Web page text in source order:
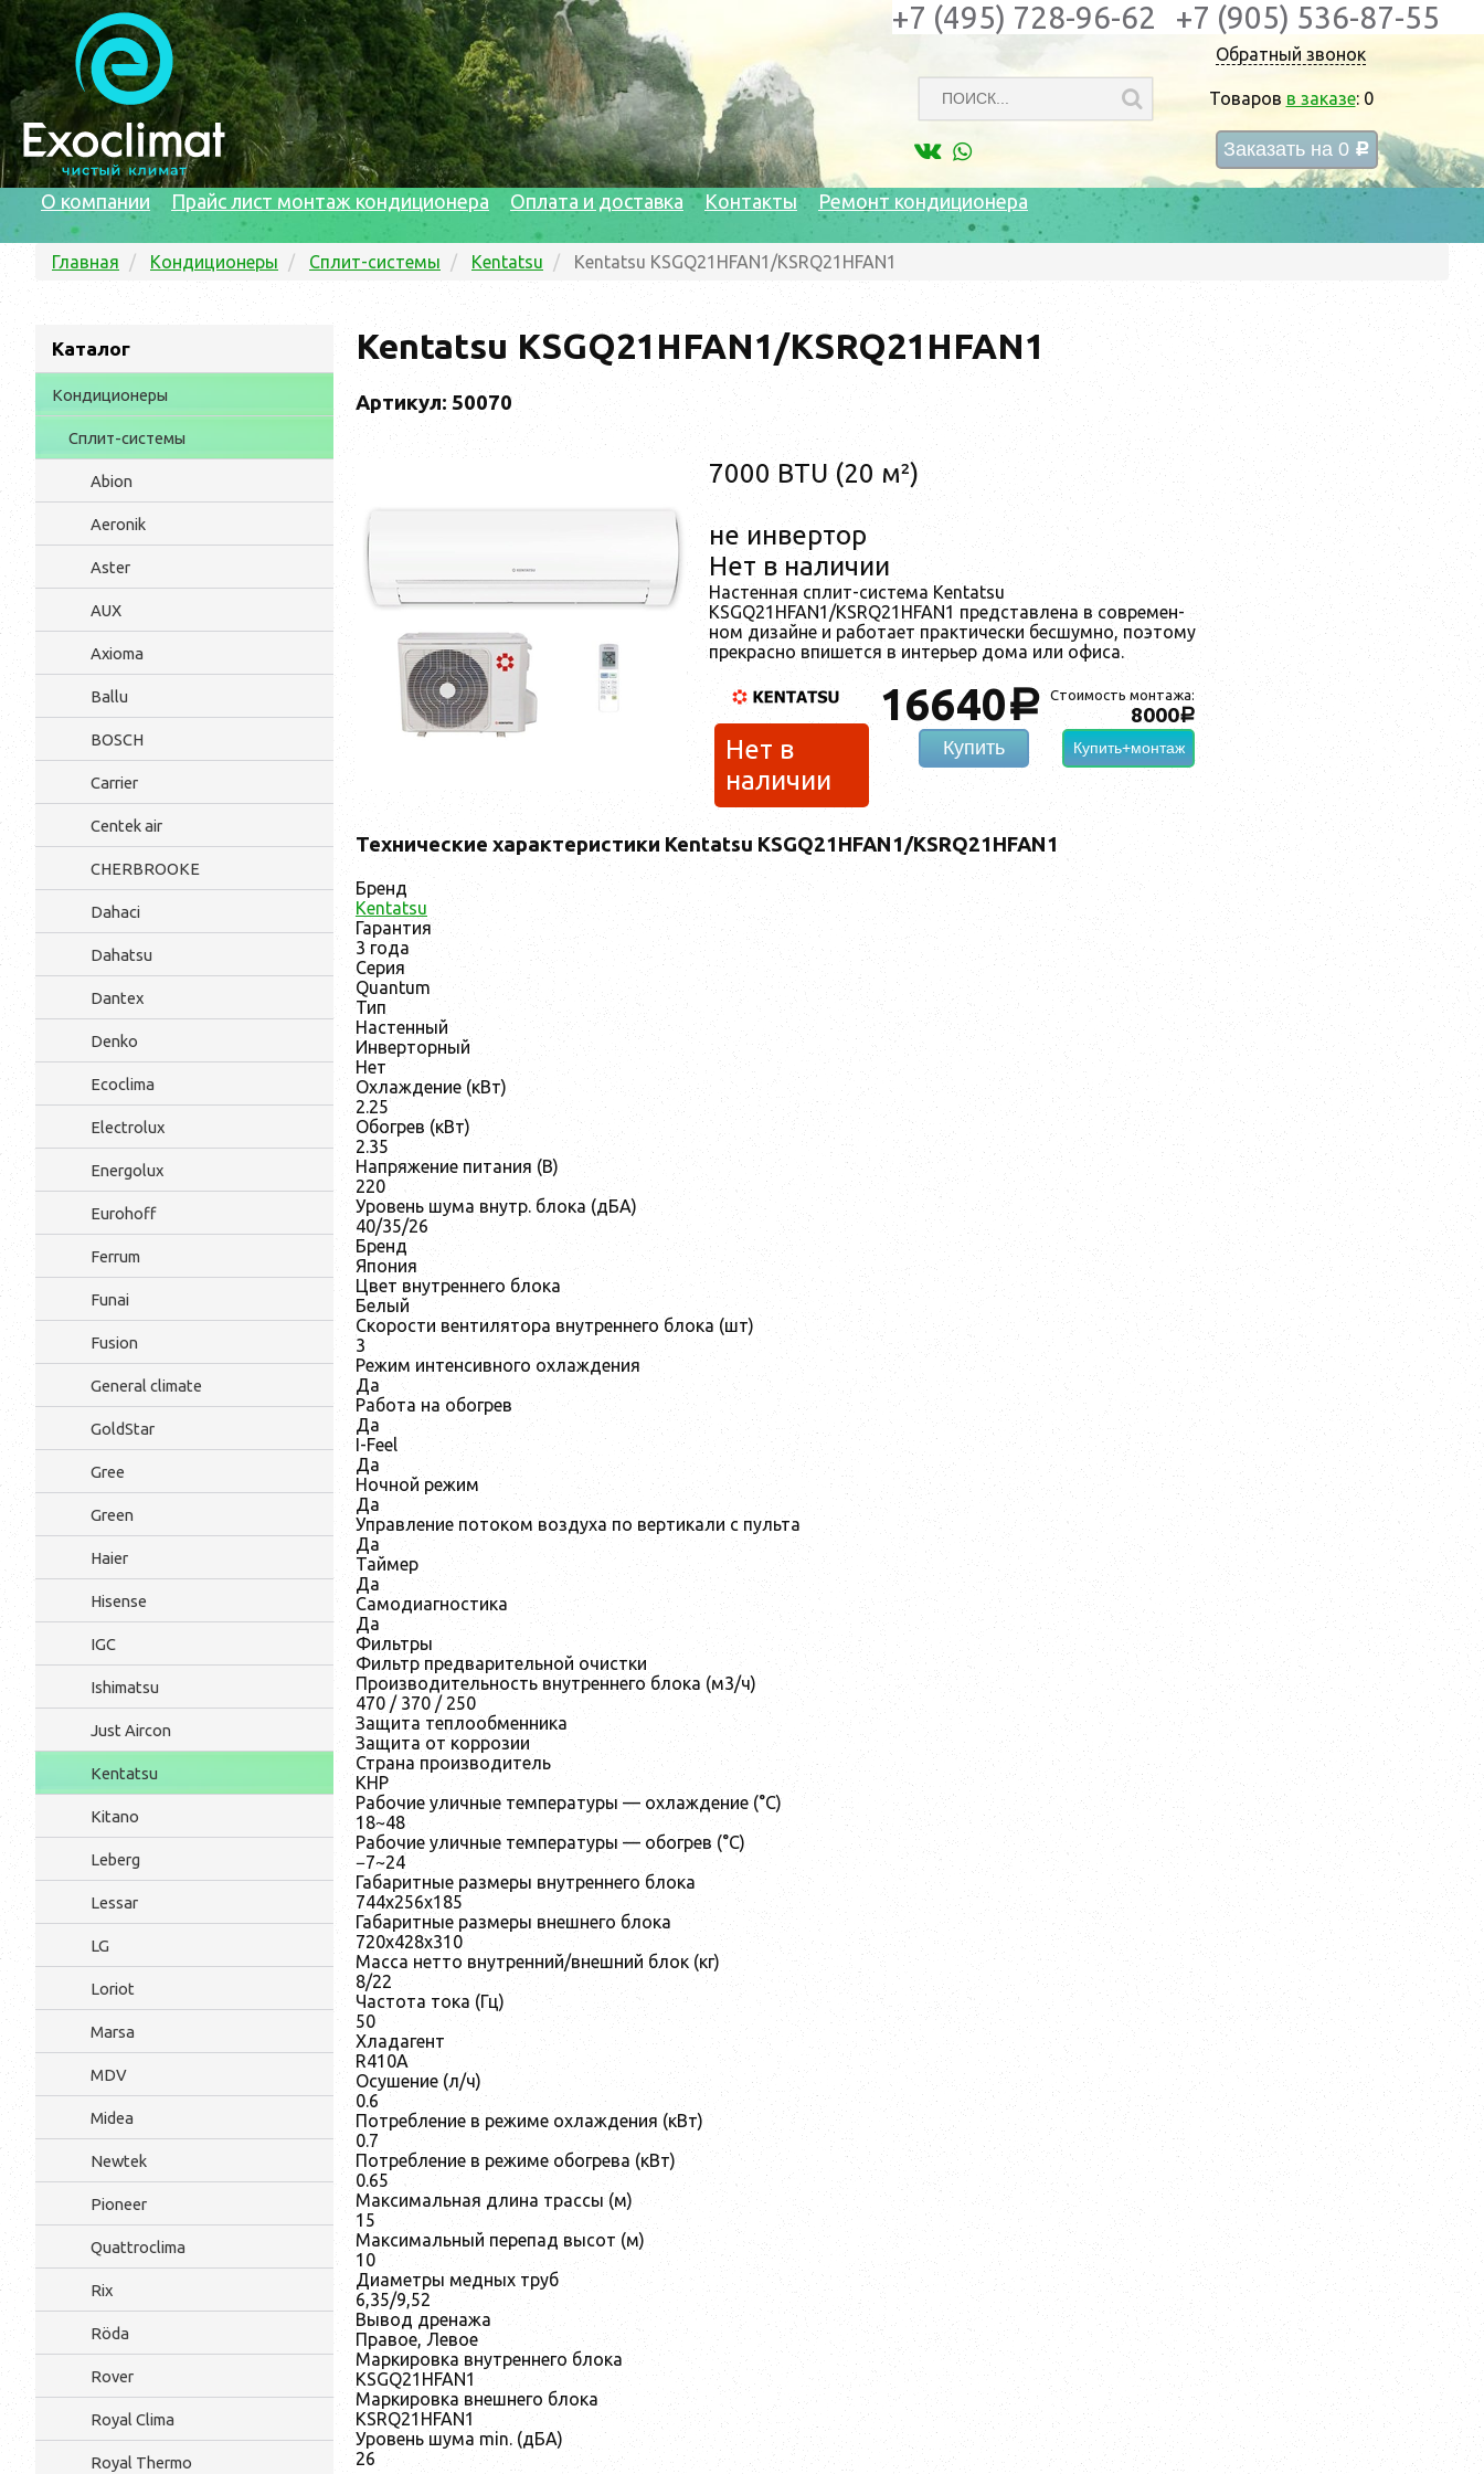
Обратный звонок
Товаров в заказе: 0
Заказать на 0 c
+7 (495) 728-96-62 +7 (905) 536-87-55
О компании Прайс лист монтаж кондиционера Оплата и доставка Контакты Ремонт кондиционера
Главная Кондиционеры Сплит-системы Kentatsu Kentatsu KSGQ21HFAN1/KSRQ21HFAN1
Каталог
Кондиционеры
Сплит-системы
Abion
Aeronik
Aster
AUX
Axioma
Ballu
BOSCH
Carrier
Centek air
CHERBROOKE
Dahaci
Dahatsu
Dantex
Denko
Ecoclima
Electrolux
Energolux
Eurohoff
Ferrum
Funai
Fusion
General climate
GoldStar
Gree
Green
Haier
Hisense
IGC
Ishimatsu
Just Aircon
Kentatsu
Kitano
Leberg
Lessar
LG
Loriot
Marsa
MDV
Midea
Newtek
Pioneer
Quattroclima
Rix
Röda
Rover
Royal Clima
Royal Thermo
Kentatsu KSGQ21HFAN1/KSRQ21HFAN1
Артикул: 50070
7000 BTU (20 м²)
не инвертор
Нет в наличии
Нас­тен­ная сплит-сис­те­ма Kentatsu
KSGQ21HFAN1/KSRQ21HFAN1 пред­став­ле­на в сов­ре­мен­
ном ди­зай­не и ра­бо­та­ет прак­ти­чес­ки бес­шум­но, по­это­му
прек­рас­но впи­шет­ся в ин­терь­ер до­ма или офи­са.
Стоимость монтажа:
8000a
Купить+монтаж
16640a
Купить
Нет в
наличии
Технические характеристики Kentatsu KSGQ21HFAN1/KSRQ21HFAN1
Бренд
Kentatsu
Гарантия
3 года
Серия
Quantum
Тип
Настенный
Инверторный
Нет
Охлаждение (кВт)
2.25
Обогрев (кВт)
2.35
Напряжение питания (В)
220
Уровень шума внутр. блока (дБА)
40/35/26
Бренд
Япония
Цвет внутреннего блока
Белый
Скорости вентилятора внутреннего блока (шт)
3
Режим интенсивного охлаждения
Да
Работа на обогрев
Да
I-Feel
Да
Ночной режим
Да
Управление потоком воздуха по вертикали с пульта
Да
Таймер
Да
Самодиагностика
Да
Фильтры
Фильтр предварительной очистки
Производительность внутреннего блока (м3/ч)
470 / 370 / 250
Защита теплообменника
Защита от коррозии
Страна производитель
КНР
Рабочие уличные температуры — охлаждение (°C)
18~48
Рабочие уличные температуры — обогрев (°C)
−7~24
Габаритные размеры внутреннего блока
744x256x185
Габаритные размеры внешнего блока
720x428x310
Масса нетто внутренний/внешний блок (кг)
8/22
Частота тока (Гц)
50
Хладагент
R410A
Осушение (л/ч)
0.6
Потребление в режиме охлаждения (кВт)
0.7
Потребление в режиме обогрева (кВт)
0.65
Максимальная длина трассы (м)
15
Максимальный перепад высот (м)
10
Диаметры медных труб
6,35/9,52
Вывод дренажа
Правое, Левое
Маркировка внутреннего блока
KSGQ21HFAN1
Маркировка внешнего блока
KSRQ21HFAN1
Уровень шума min. (дБА)
26